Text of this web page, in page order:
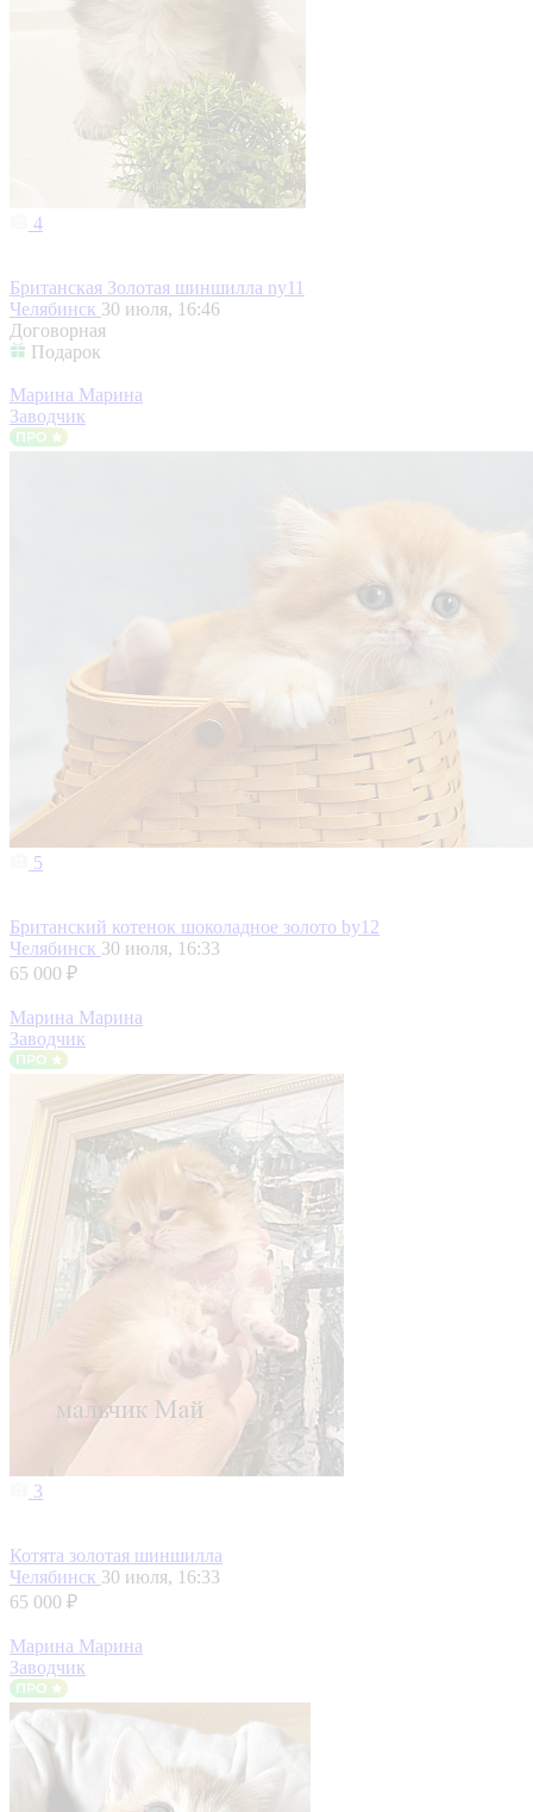
4
Британская Золотая шиншилла ny11
Челябинск 30 июля, 16:46
Договорная
Подарок
Марина Марина
Заводчик
5
Британский котенок шоколадное золото by12
Челябинск 30 июля, 16:33
65 000 ₽
Марина Марина
Заводчик
3
Котята золотая шиншилла
Челябинск 30 июля, 16:33
65 000 ₽
Марина Марина
Заводчик